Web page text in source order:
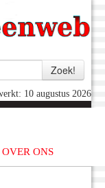
10 augustus 2026
OVER ONS